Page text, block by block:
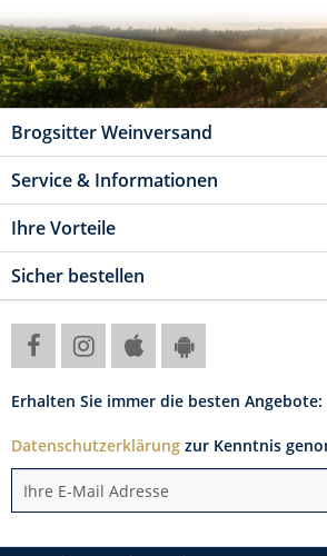
Brogsitter Weinversand
Service & Informationen
Ihre Vorteile
Sicher bestellen
Erhalten Sie immer die besten Angebote:
Datenschutzerklärung zur Kenntnis